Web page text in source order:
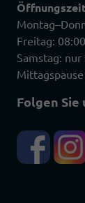
Freitag:
Samstag:
Folgen Sie